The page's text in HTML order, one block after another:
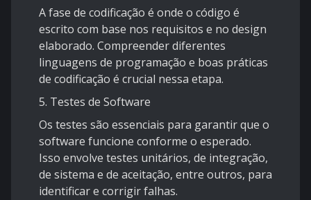
A fase de codificação é onde o código é
escrito com base nos requisitos e no design
elaborado. Compreender diferentes
linguagens de programação e boas práticas
de codificação é crucial nessa etapa.
5. Testes de Software
Os testes são essenciais para garantir que o
software funcione conforme o esperado.
Isso envolve testes unitários, de integração,
de sistema e de aceitação, entre outros, para
identificar e corrigir falhas.